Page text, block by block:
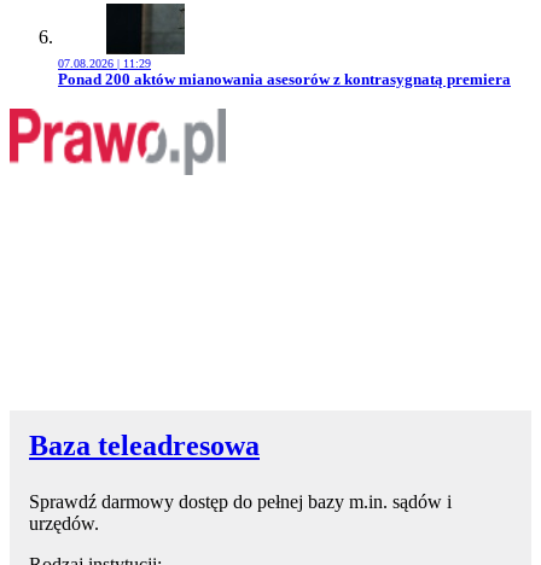
07.08.2026 | 11:29
Przejdź do artykułu:
Ponad 200 aktów mianowania asesorów z kontrasygnatą premiera
Baza teleadresowa
Sprawdź darmowy dostęp do pełnej bazy m.in. sądów i
urzędów.